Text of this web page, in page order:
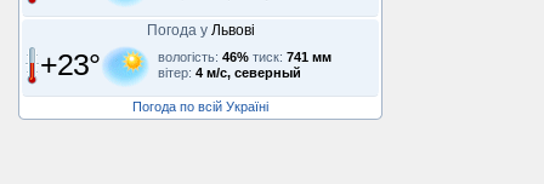
Погода у Львові
+23° вологість: 46% тиск: 741 мм
вітер: 4 м/с, северный
Погода по всій Україні